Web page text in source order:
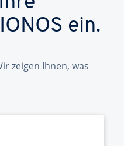
ein.
zeigen Ihnen, was